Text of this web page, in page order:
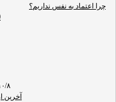
چرا اعتماد به نفس نداریم؟
۰۰/۱۰/
آخرین